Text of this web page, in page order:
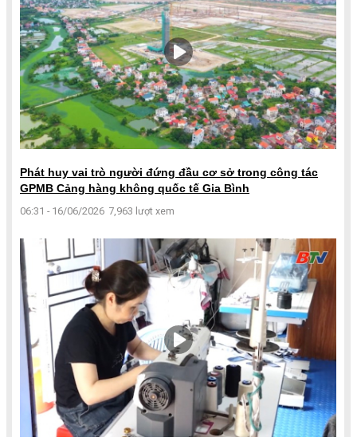
Phát huy vai trò người đứng đầu cơ sở trong công tác
GPMB Cảng hàng không quốc tế Gia Bình
06:31 - 16/06/2026 7,963 lượt xem